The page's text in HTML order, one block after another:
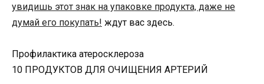
увидишь этот знак на упаковке продукта, даже не
думай его покупать! ждут вас здесь.
Профилактика атеросклероза
10 ПРОДУКТОВ ДЛЯ ОЧИЩЕНИЯ АРТЕРИЙ